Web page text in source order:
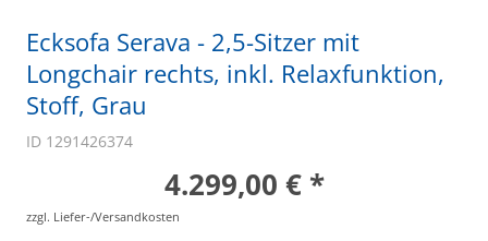
Ecksofa Serava - 2,5-Sitzer mit
Longchair rechts, inkl. Relaxfunktion,
Stoff, Grau
ID 1291426374
4.299,00 € *
zzgl. Liefer-/Versandkosten